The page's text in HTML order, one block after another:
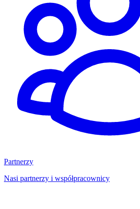
Partnerzy
Nasi partnerzy i współpracownicy